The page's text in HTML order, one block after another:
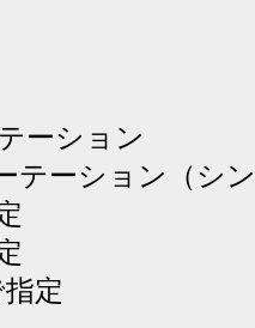
ーション
ーション（シ
定